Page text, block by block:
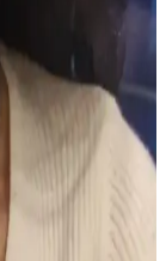
Uzun
ve dayanıklı
kalite ve müşteri